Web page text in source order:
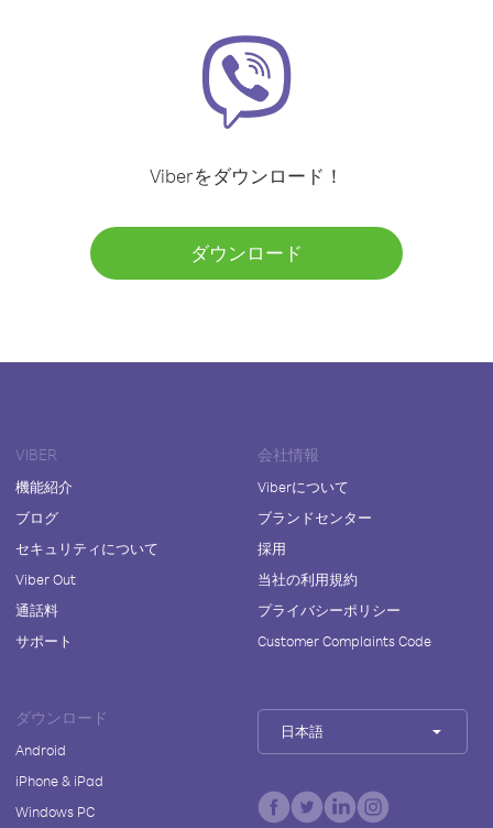
Viberをダウンロード！
ダウンロード
VIBER
機能紹介
ブログ
セキュリティについて
Viber Out
通話料
サポート
会社情報
Viberについて
ブランドセンター
採用
当社の利用規約
プライバシーポリシー
Customer Complaints Code
ダウンロード
Android
iPhone & iPad
Windows PC
日本語